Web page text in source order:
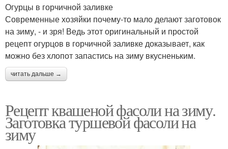
Огурцы в горчичной заливке
Современные хозяйки почему-то мало делают заготовок
на зиму, - и зря! Ведь этот оригинальный и простой
рецепт огурцов в горчичной заливке доказывает, как
можно без хлопот запастись на зиму вкусненьким.
читать дальше →
Рецепт квашеной фасоли на зиму.
Заготовка туршевой фасоли на
зиму